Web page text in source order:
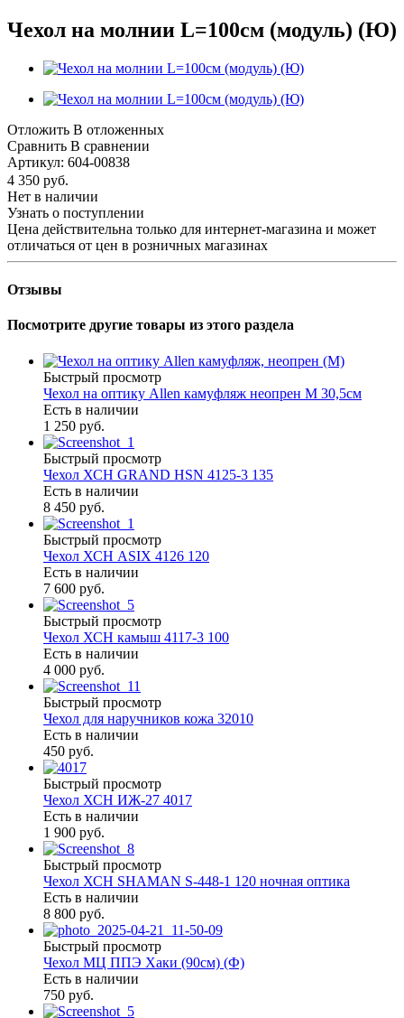
Чехол на молнии L=100см (модуль) (Ю)
Отложить В отложенных
Сравнить В сравнении
Артикул: 604-00838
4 350 руб.
Нет в наличии
Узнать о поступлении
Цена действительна только для интернет-магазина и может
отличаться от цен в розничных магазинах
Отзывы
Посмотрите другие товары из этого раздела
Быстрый просмотр
Чехол на оптику Allen камуфляж неопрен M 30,5см
Есть в наличии
1 250 руб.
Быстрый просмотр
Чехол ХСН GRAND HSN 4125-3 135
Есть в наличии
8 450 руб.
Быстрый просмотр
Чехол ХСН ASIX 4126 120
Есть в наличии
7 600 руб.
Быстрый просмотр
Чехол ХСН камыш 4117-3 100
Есть в наличии
4 000 руб.
Быстрый просмотр
Чехол для наручников кожа 32010
Есть в наличии
450 руб.
Быстрый просмотр
Чехол ХСН ИЖ-27 4017
Есть в наличии
1 900 руб.
Быстрый просмотр
Чехол ХСН SHAMAN S-448-1 120 ночная оптика
Есть в наличии
8 800 руб.
Быстрый просмотр
Чехол МЦ ППЭ Хаки (90см) (Ф)
Есть в наличии
750 руб.